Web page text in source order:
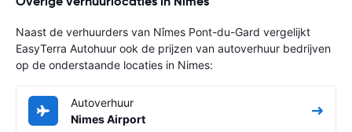
Naast de verhuurders van Nîmes Pont-du-Gard vergelijkt
EasyTerra Autohuur ook de prijzen van autoverhuur bedrijven
op de onderstaande locaties in Nimes:
Autoverhuur
Nimes Airport